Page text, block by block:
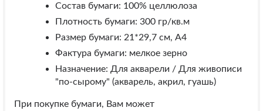
Состав бумаги: 100% целлюлоза
Плотность бумаги: 300 гр/кв.м
Размер бумаги: 21*29,7 см, А4
Фактура бумаги: мелкое зерно
Назначение: Для акварели / Для живописи
"по-сырому" (акварель, акрил, гуашь)
При покупке бумаги, Вам может